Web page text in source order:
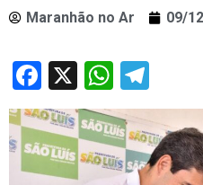
Maranhão no Ar 09/
Facebook
X